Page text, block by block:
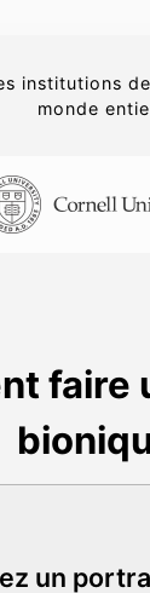
institutions
monde
faire
un